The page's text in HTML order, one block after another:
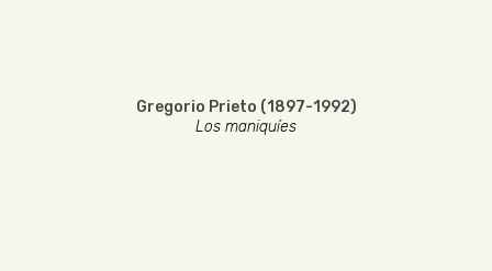
Gregorio Prieto (1897-1992)
Los maniquíes